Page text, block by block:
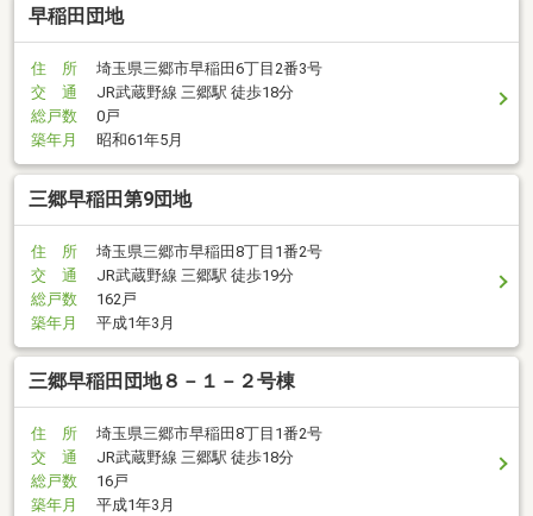
早稲田団地
住 所
埼玉県三郷市早稲田6丁目2番3号
交 通
JR武蔵野線 三郷駅 徒歩18分
総戸数
0戸
築年月
昭和61年5月
三郷早稲田第9団地
住 所
埼玉県三郷市早稲田8丁目1番2号
交 通
JR武蔵野線 三郷駅 徒歩19分
総戸数
162戸
築年月
平成1年3月
三郷早稲田団地８－１－２号棟
住 所
埼玉県三郷市早稲田8丁目1番2号
交 通
JR武蔵野線 三郷駅 徒歩18分
総戸数
16戸
築年月
平成1年3月